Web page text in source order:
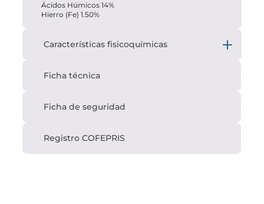
Ácidos Húmicos 14%
Hierro (Fe) 1.50%
Características fisicoquímicas
Ficha técnica
Ficha de seguridad
Registro COFEPRIS